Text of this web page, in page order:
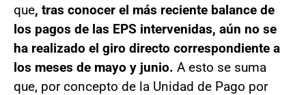
que, tras conocer el más reciente balance de
los pagos de las EPS intervenidas, aún no se
ha realizado el giro directo correspondiente a
los meses de mayo y junio. A esto se suma
que, por concepto de la Unidad de Pago por